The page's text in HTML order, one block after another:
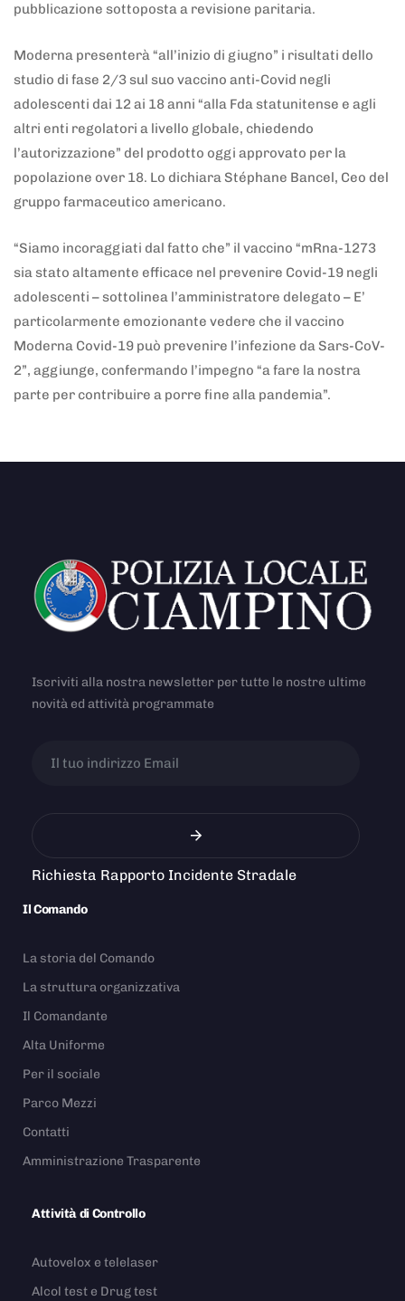
pubblicazione sottoposta a revisione paritaria.
Moderna presenterà “all’inizio di giugno” i risultati dello
studio di fase 2/3 sul suo vaccino anti-Covid negli
adolescenti dai 12 ai 18 anni “alla Fda statunitense e agli
altri enti regolatori a livello globale, chiedendo
l’autorizzazione” del prodotto oggi approvato per la
popolazione over 18. Lo dichiara Stéphane Bancel, Ceo del
gruppo farmaceutico americano.
“Siamo incoraggiati dal fatto che” il vaccino “mRna-1273
sia stato altamente efficace nel prevenire Covid-19 negli
adolescenti – sottolinea l’amministratore delegato – E’
particolarmente emozionante vedere che il vaccino
Moderna Covid-19 può prevenire l’infezione da Sars-CoV-
2”, aggiunge, confermando l’impegno “a fare la nostra
parte per contribuire a porre fine alla pandemia”.
Iscriviti alla nostra newsletter per tutte le nostre ultime
novità ed attività programmate
Richiesta Rapporto Incidente Stradale
Il Comando
La storia del Comando
La struttura organizzativa
Il Comandante
Alta Uniforme
Per il sociale
Parco Mezzi
Contatti
Amministrazione Trasparente
Attività di Controllo
Autovelox e telelaser
Alcol test e Drug test